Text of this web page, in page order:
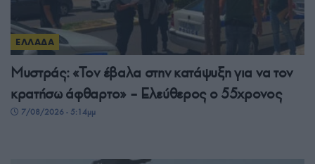
ΕΛΛΑΔΑ
Μυστράς: «Τον έβαλα στην κατάψυξη για να τον
κρατήσω άφθαρτο» – Ελεύθερος ο 55χρονος
7/08/2026 - 5:14μμ